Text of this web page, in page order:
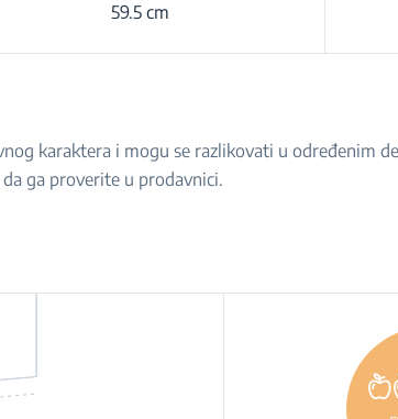
59.5 cm
karaktera i mogu se razlikovati u određenim
ga proverite u prodavnici.